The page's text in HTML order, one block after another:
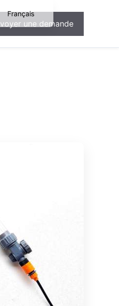
une demande
Français
English
Español